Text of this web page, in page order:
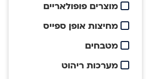
מוצרים פופולאריים
מחיצות אופן ספייס
מטבחים
מערכות ריהוט